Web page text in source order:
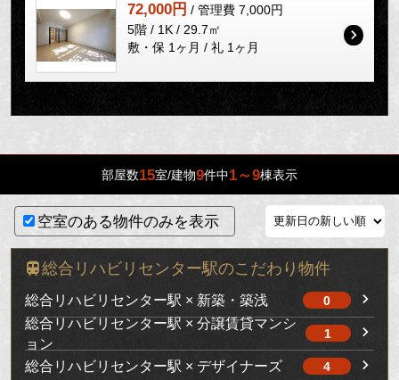
72,000円 / 管理費 7,000円
5階 / 1K / 29.7㎡
敷・保 1ヶ月 / 礼 1ヶ月
部屋数15室/建物9件中1～9棟表示
空室のある物件のみを表示
総合リハビリセンター駅のこだわり物件
総合リハビリセンター駅 × 新築・築浅 0
総合リハビリセンター駅 × 分譲賃貸マンシ
ョン
1
総合リハビリセンター駅 × デザイナーズ 4